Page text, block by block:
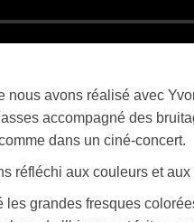
avons réalisé avec
accompagné des
dans un ciné-concert.
réfléchi aux couleurs et
les grandes fresques